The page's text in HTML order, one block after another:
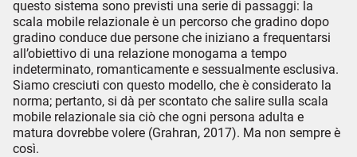
questo sistema sono previsti una serie di passaggi: la
scala mobile relazionale è un percorso che gradino dopo
gradino conduce due persone che iniziano a frequentarsi
all’obiettivo di una relazione monogama a tempo
indeterminato, romanticamente e sessualmente esclusiva.
Siamo cresciuti con questo modello, che è considerato la
norma; pertanto, si dà per scontato che salire sulla scala
mobile relazionale sia ciò che ogni persona adulta e
matura dovrebbe volere (Grahran, 2017). Ma non sempre è
così.